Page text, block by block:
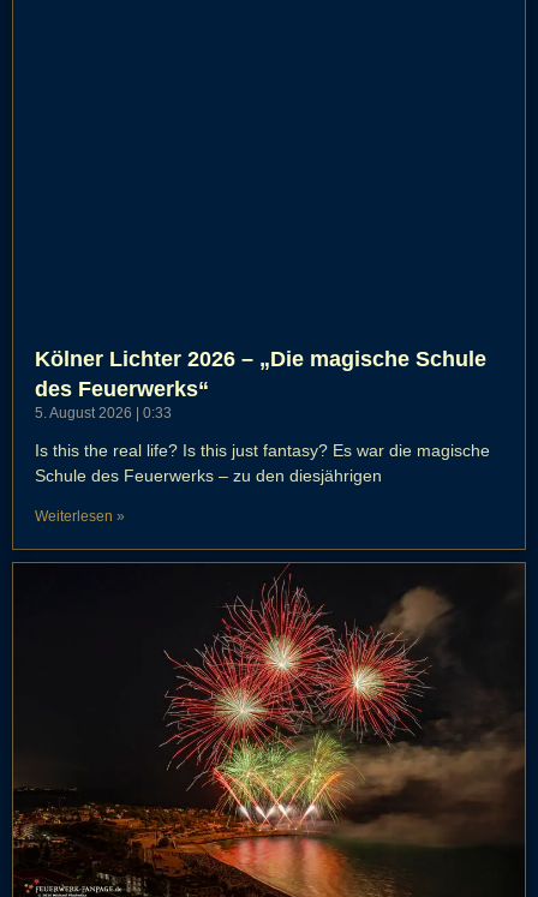
Kölner Lichter 2026 – „Die magische Schule
des Feuerwerks“
5. August 2026 0:33
Is this the real life? Is this just fantasy? Es war die magische
Schule des Feuerwerks – zu den diesjährigen
Weiterlesen »